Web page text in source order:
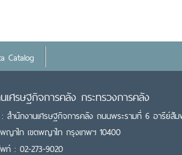
Catalog
เศรษฐกิจการคลัง กระทรวงการคลัง
สำนักงานเศรษฐกิจการคลัง ถนนพระรามที่ 6 อารีย์สั
ญาไท เขตพญาไท กรุงเทพฯ 10400
ท์ : 02-273-9020